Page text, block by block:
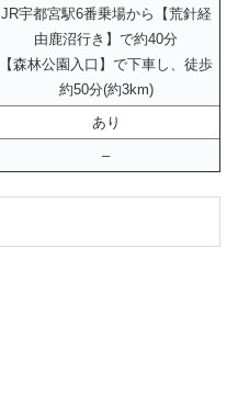
JR宇都宮駅6番乗場から【荒針経
由鹿沼行き】で約40分
【森林公園入口】で下車し、徒歩
約50分(約3km)
あり
–